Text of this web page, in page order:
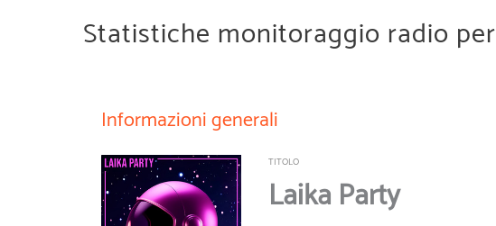
Statistiche monitoraggio radio per
Informazioni generali
TITOLO
Laika Party